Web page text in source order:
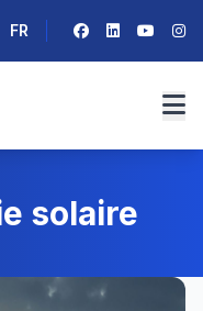
FR
solaire